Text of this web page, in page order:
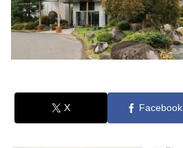
X Facebook